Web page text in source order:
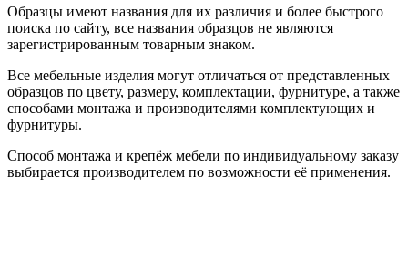
Образцы имеют названия для их различия и более быстрого
поиска по сайту, все названия образцов не являются
зарегистрированным товарным знаком.
Все мебельные изделия могут отличаться от представленных
образцов по цвету, размеру, комплектации, фурнитуре, а также
способами монтажа и производителями комплектующих и
фурнитуры.
Способ монтажа и крепёж мебели по индивидуальному заказу
выбирается производителем по возможности её применения.